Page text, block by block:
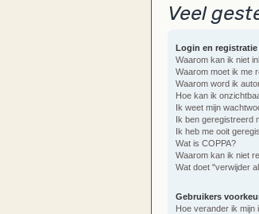
Veel
Login en registratie
Waarom kan ik niet
Waarom moet ik me
Waarom word ik
Hoe kan ik
Ik weet mijn
Ik ben geregistreerd
Ik heb me ooit
Wat is COPPA?
Waarom kan ik niet
Wat doet "verwijder
Gebruikers
Hoe verander ik mijn